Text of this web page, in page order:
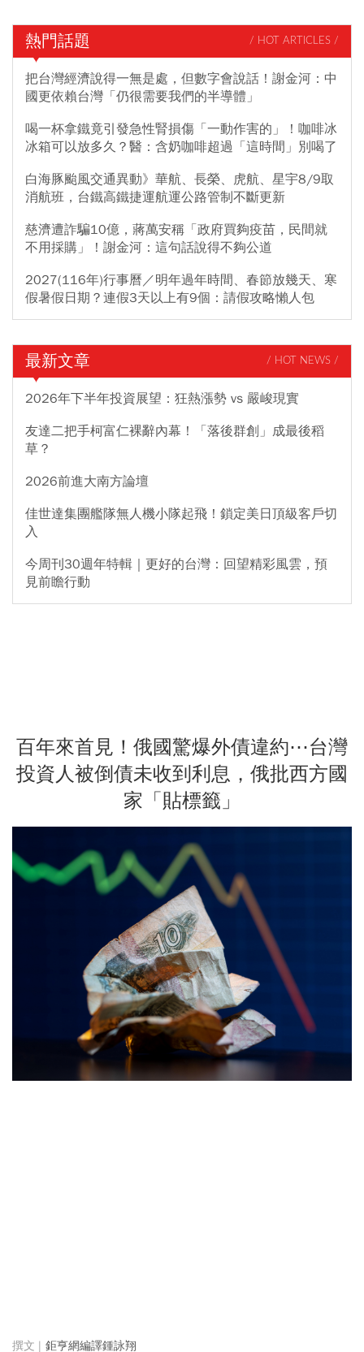
熱門話題 / HOT ARTICLES /
把台灣經濟說得一無是處，但數字會說話！謝金河：中
國更依賴台灣「仍很需要我們的半導體」
喝一杯拿鐵竟引發急性腎損傷「一動作害的」！咖啡冰
冰箱可以放多久？醫：含奶咖啡超過「這時間」別喝了
白海豚颱風交通異動》華航、長榮、虎航、星宇8/9取
消航班，台鐵高鐵捷運航運公路管制不斷更新
慈濟遭詐騙10億，蔣萬安稱「政府買夠疫苗，民間就
不用採購」！謝金河：這句話說得不夠公道
2027(116年)行事曆／明年過年時間、春節放幾天、寒
假暑假日期？連假3天以上有9個：請假攻略懶人包
最新文章 / HOT NEWS /
2026年下半年投資展望：狂熱漲勢 vs 嚴峻現實
友達二把手柯富仁裸辭內幕！「落後群創」成最後稻
草？
2026前進大南方論壇
佳世達集團艦隊無人機小隊起飛！鎖定美日頂級客戶切
入
今周刊30週年特輯｜更好的台灣：回望精彩風雲，預
見前瞻行動
百年來首見！俄國驚爆外債違約⋯台灣
投資人被倒債未收到利息，俄批西方國
家「貼標籤」
鉅亨網編譯鍾詠翔